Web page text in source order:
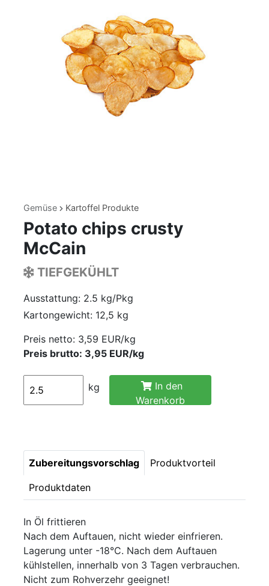
Gemüse Kartoffel Produkte
Potato chips crusty
McCain
TIEFGEKÜHLT
Ausstattung: 2.5 kg/Pkg
Kartongewicht: 12,5 kg
Preis netto: 3,59 EUR/kg
Preis brutto: 3,95 EUR/kg
kg
In den
Warenkorb
Zubereitungsvorschlag Produktvorteil
Produktdaten
In Öl frittieren
Nach dem Auftauen, nicht wieder einfrieren.
Lagerung unter -18°C. Nach dem Auftauen
kühlstellen, innerhalb von 3 Tagen verbrauchen.
Nicht zum Rohverzehr geeignet!